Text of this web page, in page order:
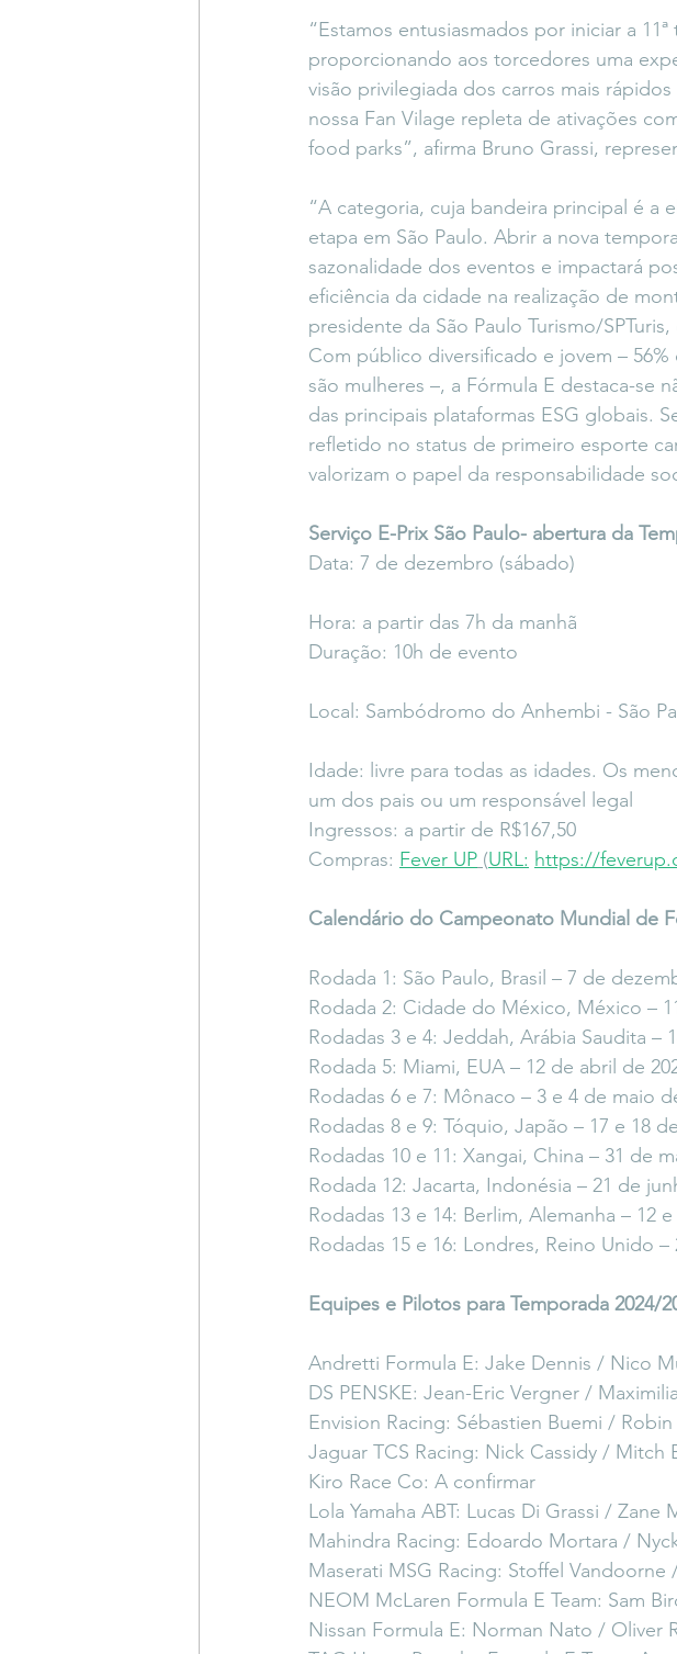
“Estamos entusiasmados por iniciar a
proporcionando aos torcedores uma
visão privilegiada dos carros mais
nossa Fan Vilage repleta de ativações
food parks”, afirma Bruno Grassi,
“A categoria, cuja bandeira principal é a
etapa em São Paulo. Abrir a nova
sazonalidade dos eventos e impactará
eficiência da cidade na realização de
presidente da São Paulo Turismo/
Com público diversificado e jovem –
são mulheres –, a Fórmula E destaca-se
das principais plataformas ESG globais.
refletido no status de primeiro esporte
valorizam o papel da responsabilidade
Serviço E-Prix São Paulo- abertura da
Data: 7 de dezembro (sábado)
Hora: a partir das 7h da manhã
Duração: 10h de evento
Local: Sambódromo do Anhembi - São
Idade: livre para todas as idades. Os
um dos pais ou um responsável legal
Ingressos: a partir de R$167,50
Compras: Fever UP (URL: https://
Calendário do Campeonato Mundial de
Rodada 1: São Paulo, Brasil – 7 de
Rodada 2: Cidade do México, México –
Rodadas 3 e 4: Jeddah, Arábia Saudita –
Rodada 5: Miami, EUA – 12 de abril de
Rodadas 6 e 7: Mônaco – 3 e 4 de maio
Rodadas 8 e 9: Tóquio, Japão – 17 e 18
Rodadas 10 e 11: Xangai, China – 31 de
Rodada 12: Jacarta, Indonésia – 21 de
Rodadas 13 e 14: Berlim, Alemanha – 12
Rodadas 15 e 16: Londres, Reino Unido
Equipes e Pilotos para Temporada 2024/
Andretti Formula E: Jake Dennis / Nico
DS PENSKE: Jean-Eric Vergner /
Envision Racing: Sébastien Buemi / Robin
Jaguar TCS Racing: Nick Cassidy / Mitch
Kiro Race Co: A confirmar
Lola Yamaha ABT: Lucas Di Grassi / Zane
Mahindra Racing: Edoardo Mortara /
Maserati MSG Racing: Stoffel Vandoorne
NEOM McLaren Formula E Team: Sam
Nissan Formula E: Norman Nato / Oliver